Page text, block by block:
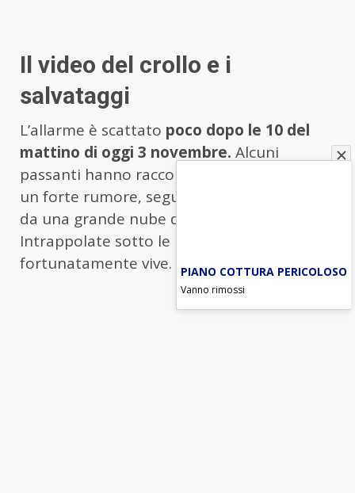
Il video del crollo e i
salvataggi
L’allarme è scattato poco dopo le 10 del
mattino di oggi 3 novembre. Alcuni
passanti hanno raccontato di aver sentito
un forte rumore, seguito da un tremore e
da una grande nube di polvere.
Intrappolate sotto le macerie, 4 persone,
fortunatamente vive.
PIANO COTTURA PERICOLOSO
Vanno rimossi